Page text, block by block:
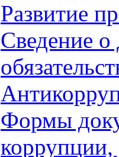
Развитие
Сведение о
Формы
коррупции,